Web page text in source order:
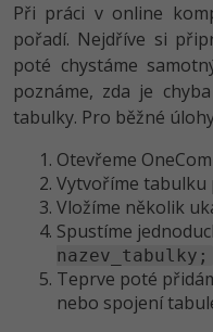
Při práci v online
pořadí. Nejdříve si
poté chystáme
poznáme, zda je
tabulky. Pro běžné
Otevřeme
Vytvoříme tabulku
Vložíme několik
Spustíme
nazev_tabulky;
Teprve poté
nebo spojení